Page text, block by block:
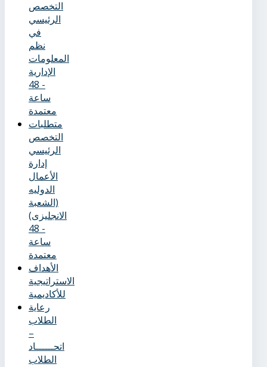
التخصص
الرئيسي
في
نظم
المعلومات
الإدارية
- 48
ساعة
معتمدة
متطلبات
التخصص
الرئيسي
إدارة
الأعمال
الدوليه
(الشعبة
الانجليزى)
- 48
ساعة
معتمدة
الأهداف
الاستراتيجية
للأكاديمية
رعاية
الطلاب
–
اتحــــــاد
الطلاب